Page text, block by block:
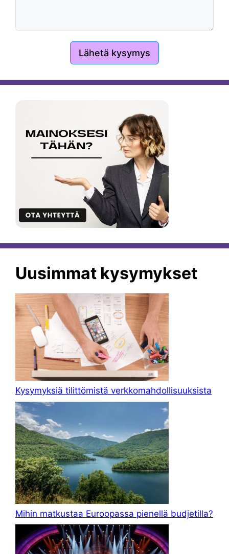
Lähetä kysymys
Uusimmat kysymykset
Kysymyksiä tilittömistä verkkomahdollisuuksista
Mihin matkustaa Euroopassa pienellä budjetilla?